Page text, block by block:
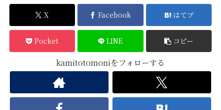
X Facebook はてブ
Pocket LINE コピー
kamitotomoniをフォローする